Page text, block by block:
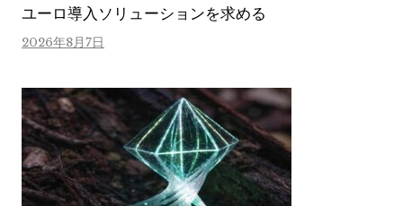
ユーロ導入ソリューションを求める
2026年8月7日